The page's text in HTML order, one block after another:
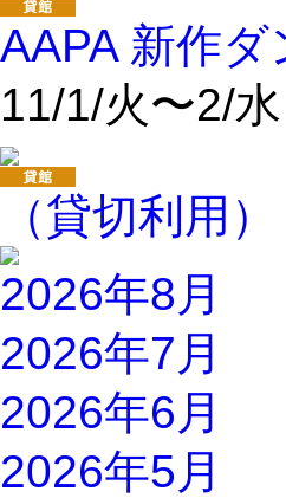
AAPA 新作
11/1/火〜2/水
（貸切利用）
2026年8月
2026年7月
2026年6月
2026年5月